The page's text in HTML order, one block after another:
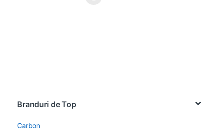
Branduri de Top
Carbon